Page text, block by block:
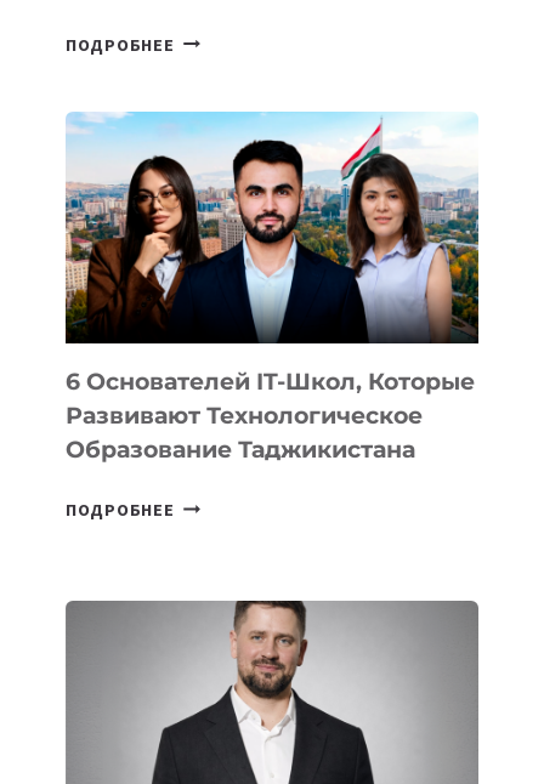
ПОДРОБНЕЕ СТАЛИ
ВНЕШНЕГО
ВИДА
НОВОГО
УСТРОЙСТВА
ОТ
OPENAI
6 Основателей IT-Школ, Которые
Развивают Технологическое
Образование Таджикистана
ПОДРОБНЕЕ 6
КОТОРЫЕ
РАЗВИВАЮТ
ТЕХНОЛОГИЧЕСКОЕ
ОБРАЗОВАНИЕ
ТАДЖИКИСТАНА